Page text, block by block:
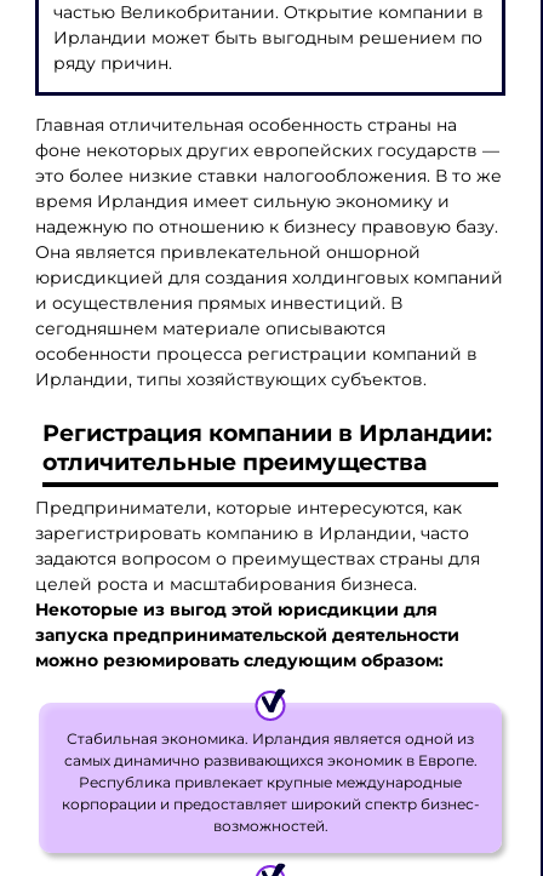
частью Великобритании. Открытие компании в
Ирландии может быть выгодным решением по
ряду причин.
Главная отличительная особенность страны на
фоне некоторых других европейских государств —
это более низкие ставки налогообложения. В то же
время Ирландия имеет сильную экономику и
надежную по отношению к бизнесу правовую базу.
Она является привлекательной оншорной
юрисдикцией для создания холдинговых компаний
и осуществления прямых инвестиций. В
сегодняшнем материале описываются
особенности процесса регистрации компаний в
Ирландии, типы хозяйствующих субъектов.
Регистрация компании в Ирландии:
отличительные преимущества
Предприниматели, которые интересуются, как
зарегистрировать компанию в Ирландии, часто
задаются вопросом о преимуществах страны для
целей роста и масштабирования бизнеса.
Некоторые из выгод этой юрисдикции для
запуска предпринимательской деятельности
можно резюмировать следующим образом:
Стабильная экономика. Ирландия является одной из
самых динамично развивающихся экономик в Европе.
Республика привлекает крупные международные
корпорации и предоставляет широкий спектр бизнес-
возможностей.